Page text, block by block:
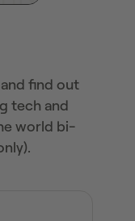
find out
tech and
world bi-